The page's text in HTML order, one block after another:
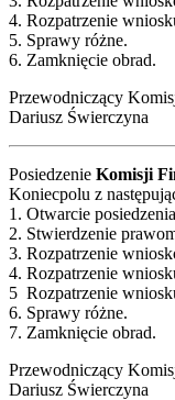
4. Rozpatrzenie
5. Sprawy różne.
6. Zamknięcie obrad.
Przewodniczący
Dariusz Świerczyna
Posiedzenie Komisji
Koniecpolu z
1. Otwarcie
2. Stwierdzenie
3. Rozpatrzenie
4. Rozpatrzenie
5 Rozpatrzenie
6. Sprawy różne.
7. Zamknięcie obrad.
Przewodniczący
Dariusz Świerczyna